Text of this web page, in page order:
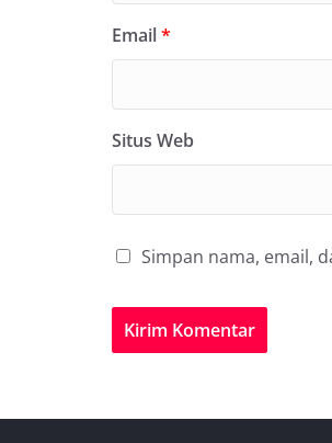
Email*
Situs Web
Simpan nama, email,